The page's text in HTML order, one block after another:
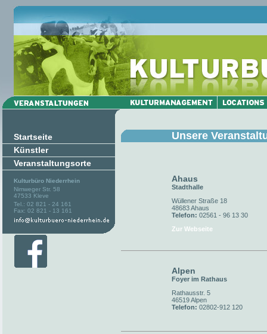
Startseite
Künstler
Veranstaltungsorte
Kulturbüro Niederrhein
Nimweger Str. 58
47533 Kleve
Tel.: 02 821 - 24 161
Fax: 02 821 - 13 161
Unsere
Ahaus
Stadthalle
Wüllener Straße 18
48683 Ahaus
Telefon: 02561 - 96 13 30
Zur Webseite
Alpen
Foyer im Rathaus
Rathausstr. 5
46519 Alpen
Telefon: 02802-912 120